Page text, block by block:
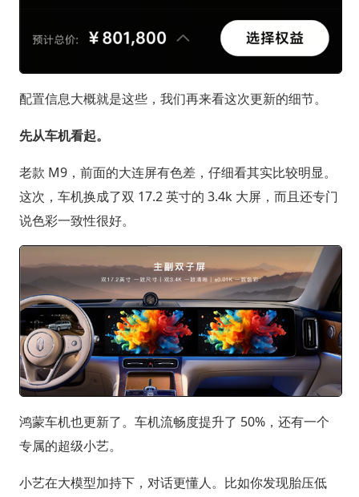
配置信息大概就是这些，我们再来看这次更新的细节。
先从车机看起。
老款 M9，前面的大连屏有色差，仔细看其实比较明显。
这次，车机换成了双 17.2 英寸的 3.4k 大屏，而且还专门
说色彩一致性很好。
鸿蒙车机也更新了。车机流畅度提升了 50%，还有一个
专属的超级小艺。
小艺在大模型加持下，对话更懂人。比如你发现胎压低